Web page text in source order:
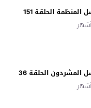
الحلقة 151
الحلقة 36